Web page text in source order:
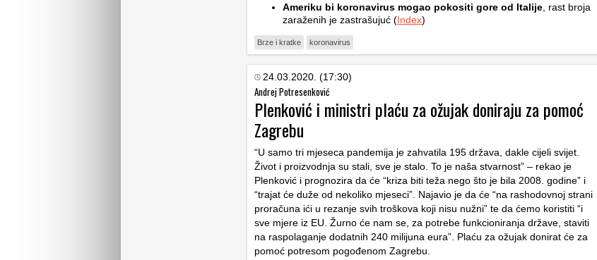
Ameriku bi koronavirus mogao pokositi gore od Italije , rast broja
zaraženih je zastrašujuć (Index)
Brze i kratke koronavirus
24.03.2020. (17:30)
Andrej Potresenković
Plenković i ministri plaću za ožujak doniraju za pomoć
Zagrebu
“U samo tri mjeseca pandemija je zahvatila 195 država, dakle cijeli svijet.
Život i proizvodnja su stali, sve je stalo. To je naša stvarnost” – rekao je
Plenković i prognozira da će “kriza biti teža nego što je bila 2008. godine” i
“trajat će duže od nekoliko mjeseci”. Najavio je da će “na rashodovnoj strani
proračuna ići u rezanje svih troškova koji nisu nužni” te da ćemo koristiti “i
sve mjere iz EU. Žurno će nam se, za potrebe funkcioniranja države, staviti
na raspolaganje dodatnih 240 milijuna eura”. Plaću za ožujak donirat će za
pomoć potresom pogođenom Zagrebu.